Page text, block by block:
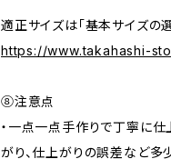
適正サイズは「基本サイズの
https://www.takahashi-
⑧注意点
・一点一点手作りで丁寧に仕
がり、仕上がりの誤差など多